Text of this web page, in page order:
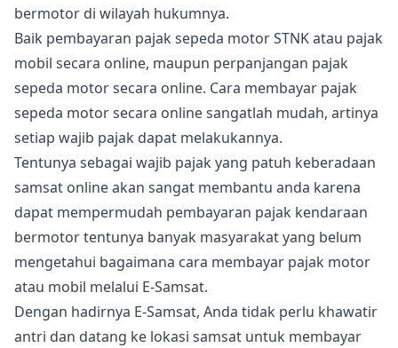
bermotor di wilayah hukumnya.
Baik pembayaran pajak sepeda motor STNK atau pajak
mobil secara online, maupun perpanjangan pajak
sepeda motor secara online. Cara membayar pajak
sepeda motor secara online sangatlah mudah, artinya
setiap wajib pajak dapat melakukannya.
Tentunya sebagai wajib pajak yang patuh keberadaan
samsat online akan sangat membantu anda karena
dapat mempermudah pembayaran pajak kendaraan
bermotor tentunya banyak masyarakat yang belum
mengetahui bagaimana cara membayar pajak motor
atau mobil melalui E-Samsat.
Dengan hadirnya E-Samsat, Anda tidak perlu khawatir
antri dan datang ke lokasi samsat untuk membayar